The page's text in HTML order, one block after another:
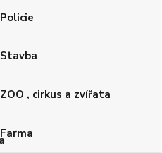
Policie
Stavba
ZOO , cirkus a zvířata
Farma